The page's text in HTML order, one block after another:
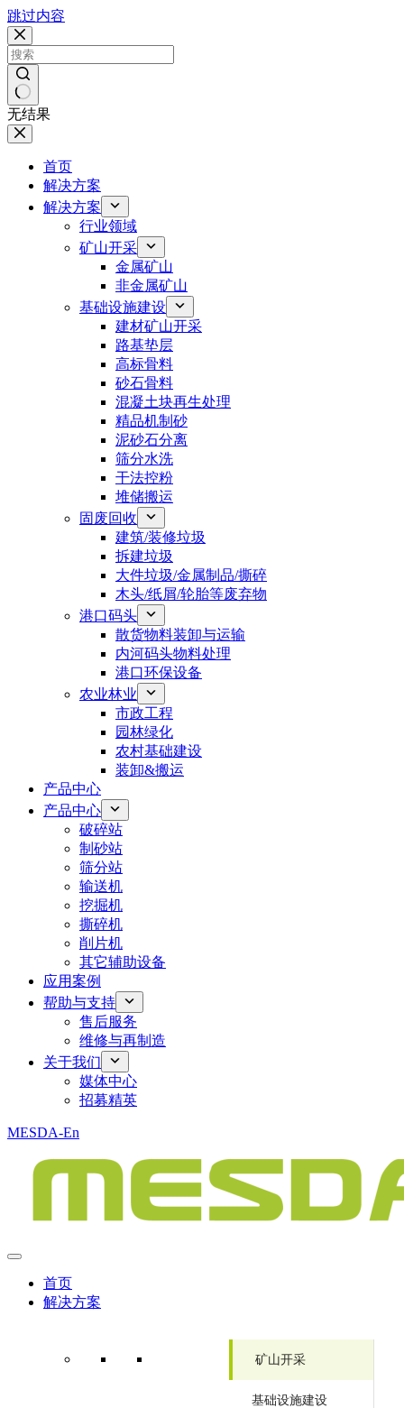
跳过内容
无结果
首页
解决方案
解决方案
行业领域
矿山开采
金属矿山
非金属矿山
基础设施建设
建材矿山开采
路基垫层
高标骨料
砂石骨料
混凝土块再生处理
精品机制砂
泥砂石分离
筛分水洗
干法控粉
堆储搬运
固废回收
建筑/装修垃圾
拆建垃圾
大件垃圾/金属制品/撕碎
木头/纸屑/轮胎等废弃物
港口码头
散货物料装卸与运输
内河码头物料处理
港口环保设备
农业林业
市政工程
园林绿化
农村基础建设
装卸&搬运
产品中心
产品中心
破碎站
制砂站
筛分站
输送机
挖掘机
撕碎机
削片机
其它辅助设备
应用案例
帮助与支持
售后服务
维修与再制造
关于我们
媒体中心
招募精英
MESDA-En
首页
解决方案
矿山开采
基础设施建设